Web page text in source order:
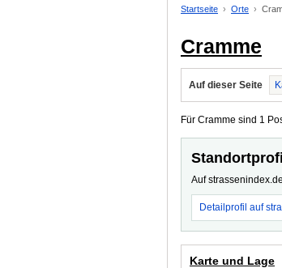
Startseite Orte
Cramme
Auf dieser Seite
Für Cramme sind 1
Auf
Detailprofil auf
Karte und Lage